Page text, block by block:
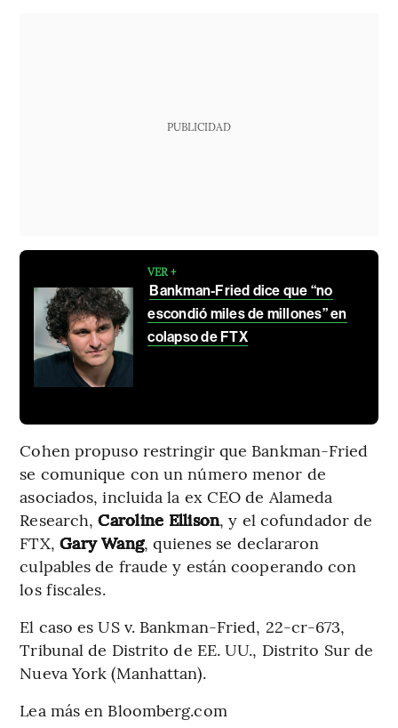
PUBLICIDAD
VER +
Bankman-Fried dice que “no
escondió miles de millones” en
colapso de FTX
Cohen propuso restringir que Bankman-Fried
se comunique con un número menor de
asociados, incluida la ex CEO de Alameda
Research,Caroline Ellison, y el cofundador de
FTX, Gary Wang, quienes se declararon
culpables de fraude y están cooperando con
los fiscales.
El caso es US v. Bankman-Fried, 22-cr-673,
Tribunal de Distrito de EE. UU., Distrito Sur de
Nueva York (Manhattan).
Lea más en Bloomberg.com